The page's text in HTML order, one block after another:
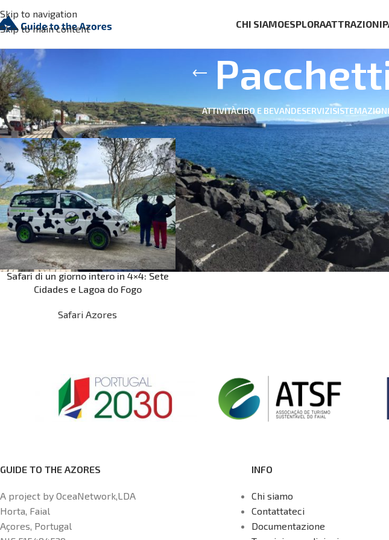
Skip to navigation
Skip to main content
CHI SIAMOESPLORAATTRAZIONI
ATTIVITÀCIBO E BEVANDESERVIZI
Safari di un giorno intero in 4×4: Sete
Cidades e Lagoa do Fogo
Safari Azores
GUIDE TO THE AZORES
A project by OceaNetwork,LDA
Horta, Faial
Açores, Portugal
INFO
Chi siamo
Contattateci
Documentazione